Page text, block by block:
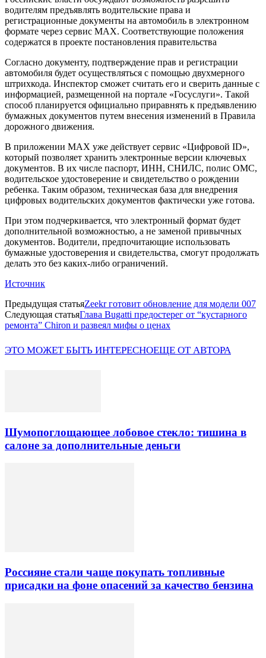
водителям предъявлять водительские права и
регистрационные документы на автомобиль в электронном
формате через сервис MAX. Соответствующие положения
содержатся в проекте постановления правительства
Согласно документу, подтверждение прав и регистрации
автомобиля будет осуществляться с помощью двухмерного
штрихкода. Инспектор сможет считать его и сверить данные с
информацией, размещенной на портале «Госуслуги». Такой
способ планируется официально приравнять к предъявлению
бумажных документов путем внесения изменений в Правила
дорожного движения.
В приложении MAX уже действует сервис «Цифровой ID»,
который позволяет хранить электронные версии ключевых
документов. В их числе паспорт, ИНН, СНИЛС, полис ОМС,
водительское удостоверение и свидетельство о рождении
ребенка. Таким образом, техническая база для внедрения
цифровых водительских документов фактически уже готова.
При этом подчеркивается, что электронный формат будет
дополнительной возможностью, а не заменой привычных
документов. Водители, предпочитающие использовать
бумажные удостоверения и свидетельства, смогут продолжать
делать это без каких-либо ограничений.
Источник
Предыдущая статьяZeekr готовит обновление для модели 007
Следующая статьяГлава Bugatti предостерег от “кустарного
ремонта” Chiron и развеял мифы о ценах
ЭТО МОЖЕТ БЫТЬ ИНТЕРЕСНОЕЩЕ ОТ АВТОРА
Шумопоглощающее лобовое стекло: тишина в
салоне за дополнительные деньги
Россияне стали чаще покупать топливные
присадки на фоне опасений за качество бензина